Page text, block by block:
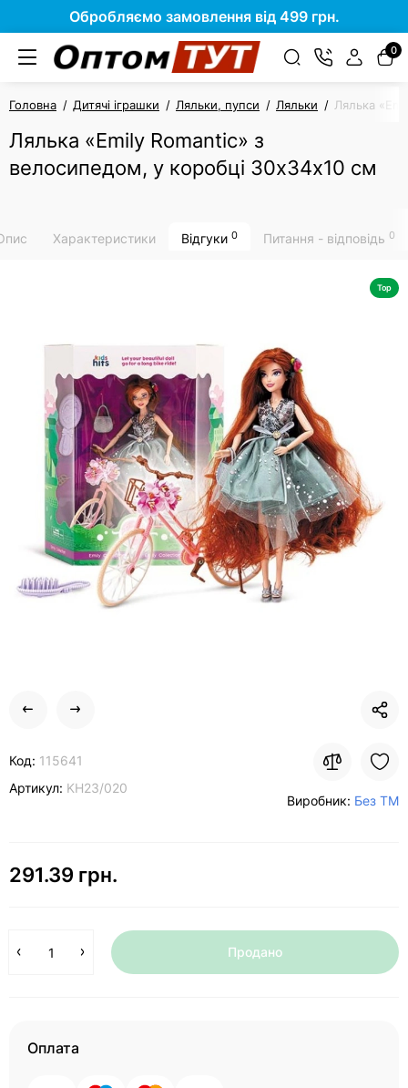
Обробляємо замовлення від 499 грн.
0
Головна Дитячі іграшки Ляльки, пупси Ляльки Лялька
Лялька «Emily Romantic» з
велосипедом, у коробці 30х34х10 см
Характеристики Відгуки 0 Питання - відповідь 0
Top
Код: 115641
Артикул: KH23/020
Виробник: Без ТМ
291.39 грн.
Продано
Оплата